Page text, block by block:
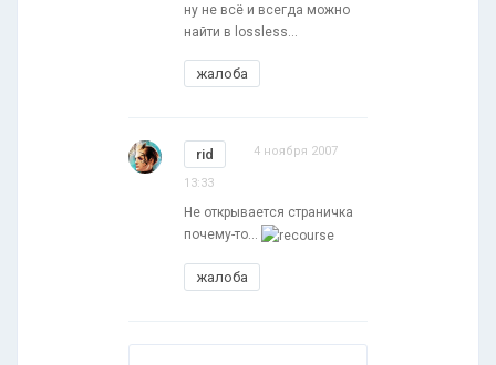
ну не всё и всегда можно
найти в lossless...
жалоба
rid 4 ноября 2007
13:33
Не открывается страничка
почему-то...
жалоба